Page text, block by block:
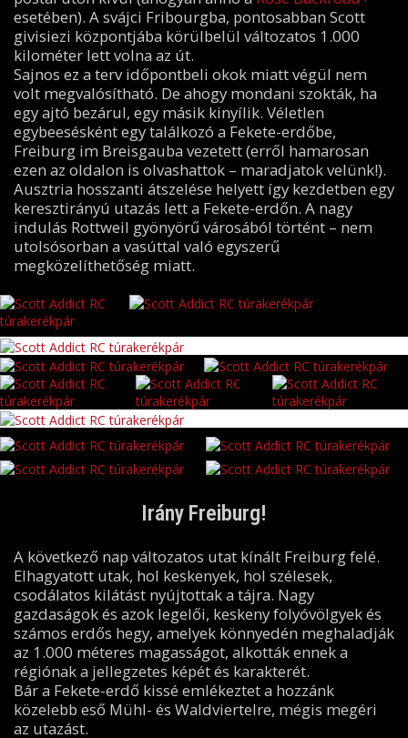
esetében). A svájci Fribourgba, pontosabban Scott
givisiezi központjába körülbelül változatos 1.000
kilométer lett volna az út.
Sajnos ez a terv időpontbeli okok miatt végül nem
volt megvalósítható. De ahogy mondani szokták, ha
egy ajtó bezárul, egy másik kinyílik. Véletlen
egybeesésként egy találkozó a Fekete-erdőbe,
Freiburg im Breisgauba vezetett (erről hamarosan
ezen az oldalon is olvashattok – maradjatok velünk!).
Ausztria hosszanti átszelése helyett így kezdetben egy
keresztirányú utazás lett a Fekete-erdőn. A nagy
indulás Rottweil gyönyörű városából történt – nem
utolsósorban a vasúttal való egyszerű
megközelíthetőség miatt.
Irány Freiburg!
A következő nap változatos utat kínált Freiburg felé.
Elhagyatott utak, hol keskenyek, hol szélesek,
csodálatos kilátást nyújtottak a tájra. Nagy
gazdaságok és azok legelői, keskeny folyóvölgyek és
számos erdős hegy, amelyek könnyedén meghaladják
az 1.000 méteres magasságot, alkották ennek a
régiónak a jellegzetes képét és karakterét.
Bár a Fekete-erdő kissé emlékeztet a hozzánk
közelebb eső Mühl- és Waldviertelre, mégis megéri
az utazást.